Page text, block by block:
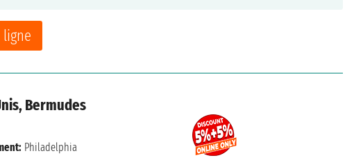
ligne
Bermudes
Philadelphia